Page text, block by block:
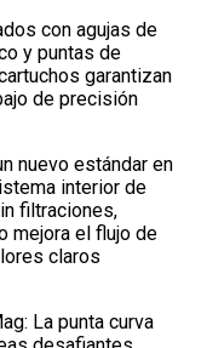
con agujas de
y puntas de
garantizan
de precisión
nuevo estándar en
interior de
filtraciones,
mejora el flujo de
claros
La punta curva